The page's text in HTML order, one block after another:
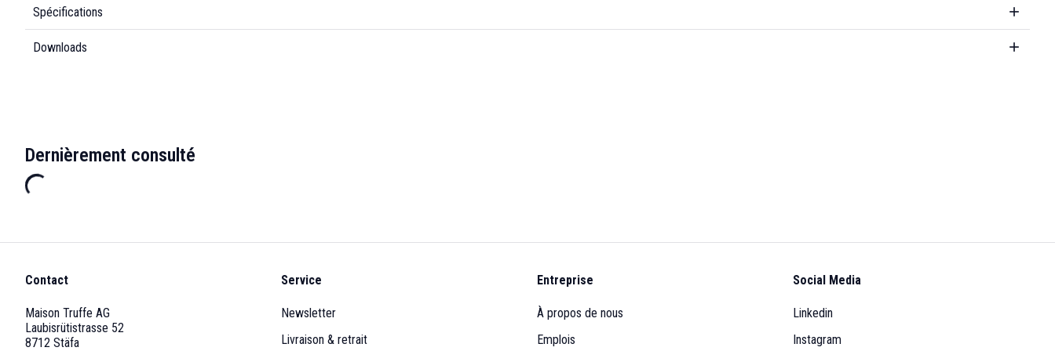
Spécifications
Downloads
Dernièrement consulté
Contact
Maison Truffe AG
Laubisrütistrasse 52
8712 Stäfa
Service
Newsletter
Livraison & retrait
Entreprise
À propos de nous
Emplois
Social Media
Linkedin
Instagram